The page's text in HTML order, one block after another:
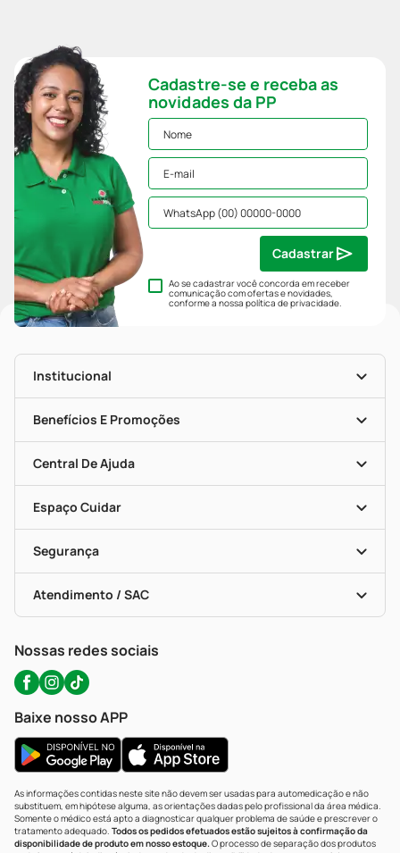
Cadastre-se e receba as
novidades da PP
Ao se cadastrar você concorda em receber
comunicação com ofertas e novidades,
conforme a nossapolítica de privacidade.
Cadastrar
Institucional
História
Nossas Lojas
Mapa De Categorias
Blog Da PP
Seja Uma Loja Parceira
Benefícios E Promoções
Clube PP
Convênios
Programa Popular Do Brasil
Encarte De Ofertas
Dermaclub
Descontos De Laboratório (PBM)
Cupons E Ofertas
Central De Ajuda
Entrega
Recompra Programada
Compras Com Receita
Alomed (tele-Entrega)
Formas De Pagamento
Troca E Devolução
Bulas De A A Z
Políticas De Marketplace
Espaço Cuidar
Vacinas
Serviços Farmacêuticos
Testes Rápidos
Autoteste Covid-19
Segurança
Certificado De Segurança
Portal Da Privacidade
Atendimento / SAC
WhatsApp (47) 9202-1687
Nossas redes sociais
Baixe nosso APP
As informações contidas neste site não devem ser usadas para automedicação e não
substituem, em hipótese alguma, as orientações dadas pelo profissional da área médica.
Somente o médico está apto a diagnosticar qualquer problema de saúde e prescrever o
tratamento adequado. Todos os pedidos efetuados estão sujeitos à confirmação da
disponibilidade de produto em nosso estoque.O processo de separação dos produtos